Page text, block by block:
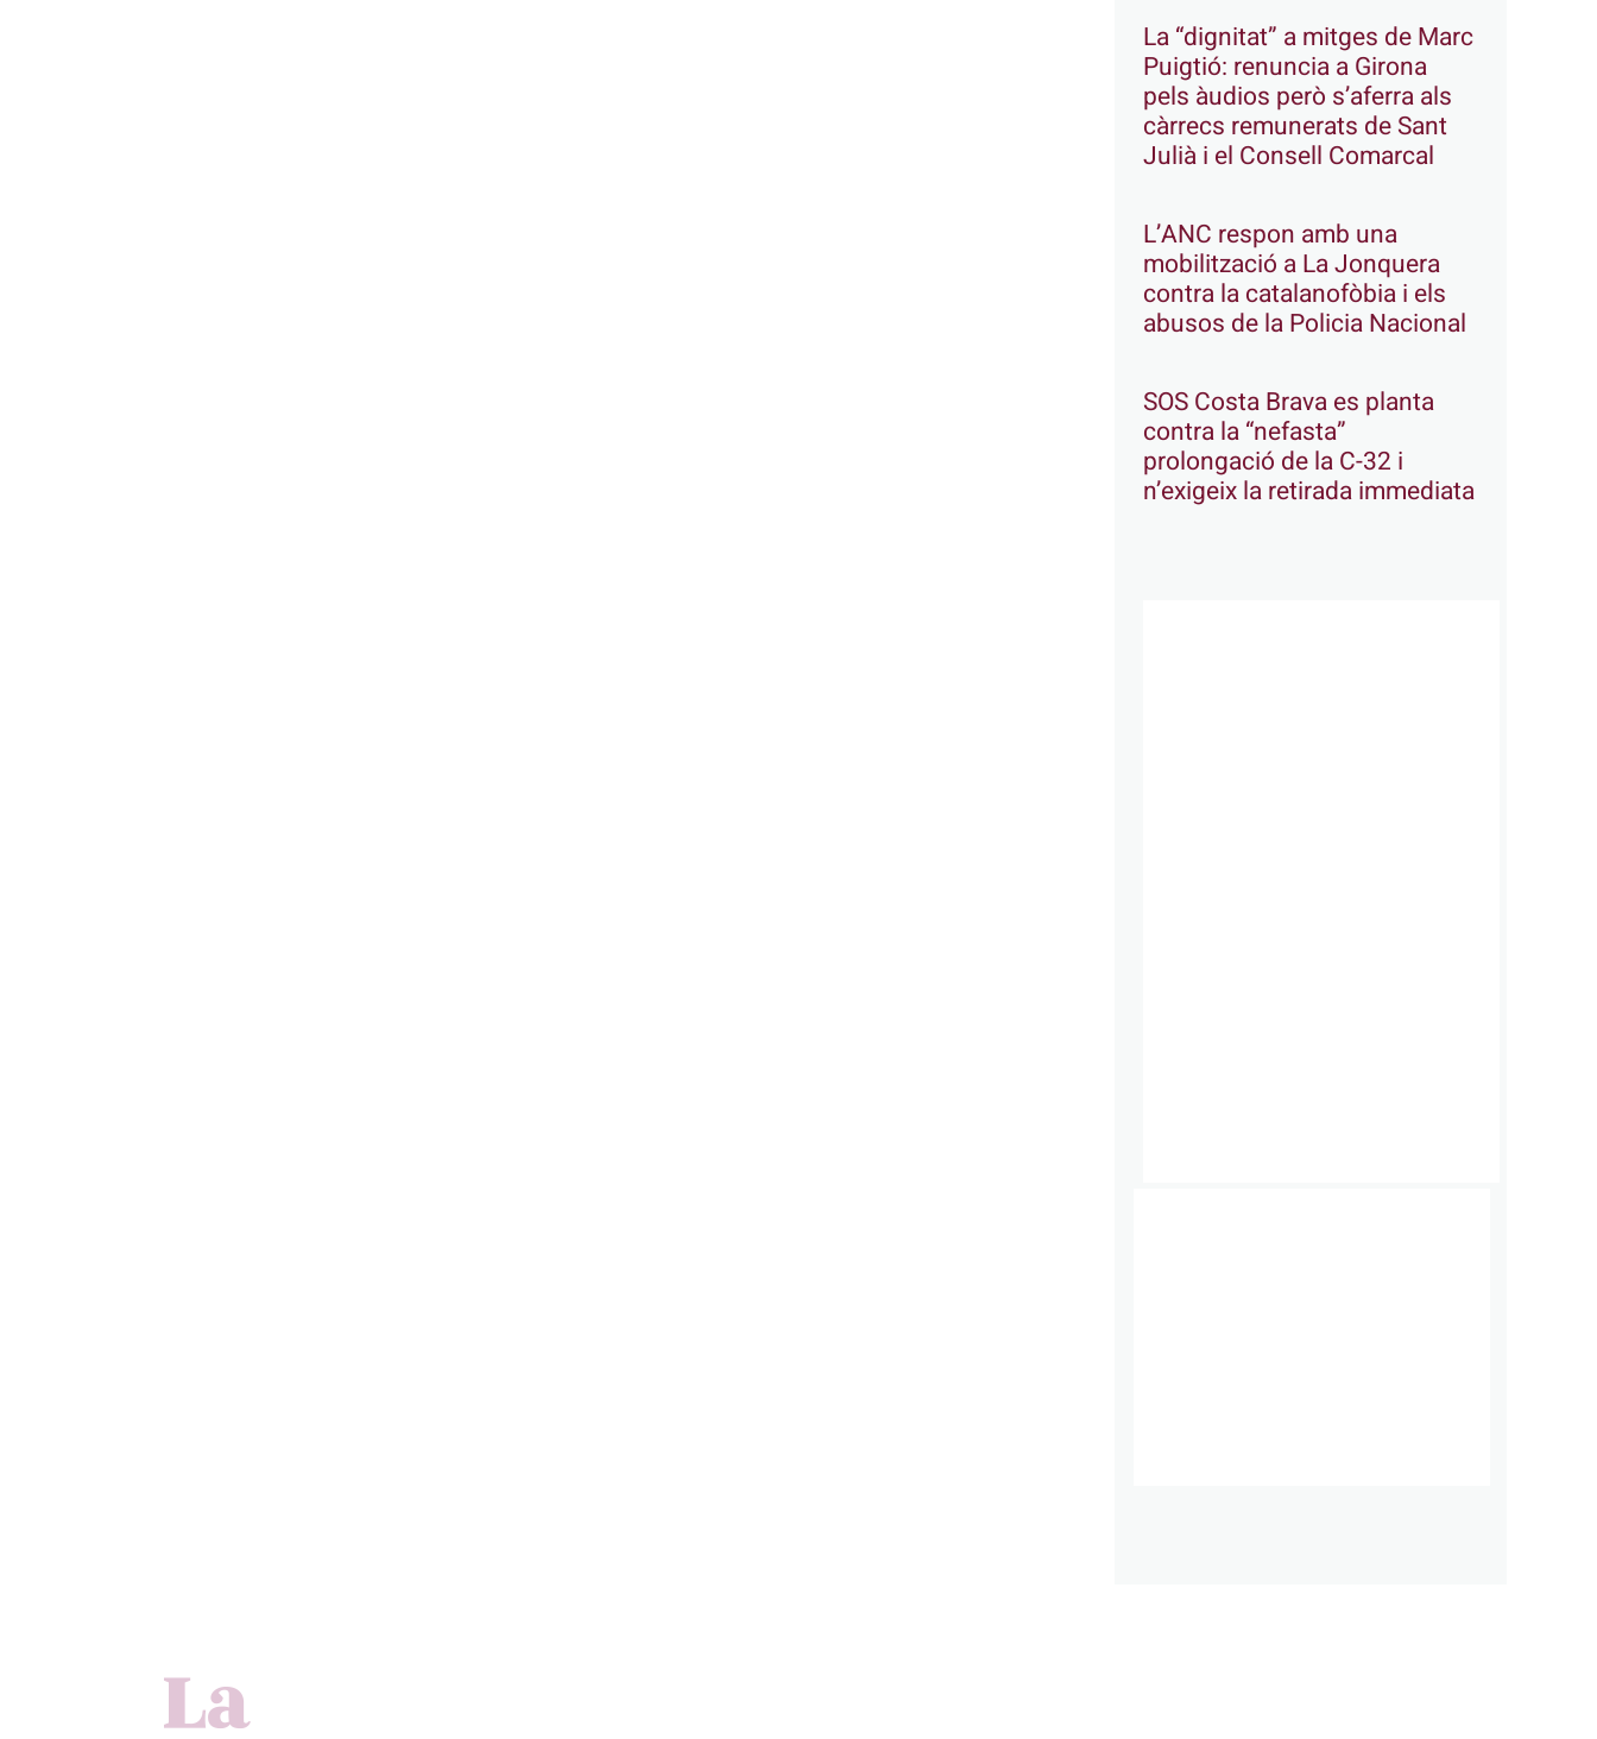
La “dignitat” a mitges de Marc
Puigtió: renuncia a Girona
pels àudios però s’aferra als
càrrecs remunerats de Sant
Julià i el Consell Comarcal
L’ANC respon amb una
mobilització a La Jonquera
contra la catalanofòbia i els
abusos de la Policia Nacional
SOS Costa Brava es planta
contra la “nefasta”
prolongació de la C-32 i
n’exigeix la retirada immediata